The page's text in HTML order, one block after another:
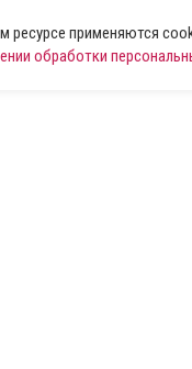
ресурсе применяются
обработки